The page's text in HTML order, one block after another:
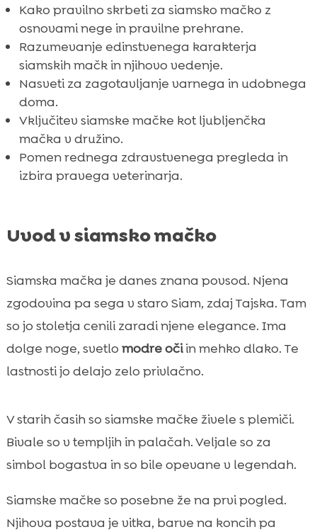
Pomen igrače za siamsko mačko
Vzgoja siamske mačke
Najpogostejši izzivi pri skrbi za siamsko
mačko
 Zaključek
 FAQ
Kako pravilno skrbeti za siamsko mačko z
osnovami nege in pravilne prehrane.
Razumevanje edinstvenega karakterja
siamskih mačk in njihovo vedenje.
Nasveti za zagotavljanje varnega in udobnega
doma.
Vključitev siamske mačke kot ljubljenčka
mačka v družino.
Pomen rednega zdravstvenega pregleda in
izbira pravega veterinarja.
Uvod v siamsko mačko
Siamska mačka je danes znana povsod. Njena
zgodovina pa sega v staro Siam, zdaj Tajska. Tam
so jo stoletja cenili zaradi njene elegance. Ima
dolge noge, svetlo modre očiin mehko dlako. Te
lastnosti jo delajo zelo privlačno.
V starih časih so siamske mačke živele s plemiči.
Bivale so v templjih in palačah. Veljale so za
simbol bogastva in so bile opevane v legendah.
Siamske mačke so posebne že na prvi pogled.
Njihova postava je vitka, barve na koncih pa